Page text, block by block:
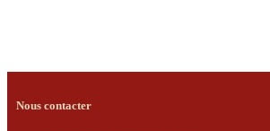
Nous contacter